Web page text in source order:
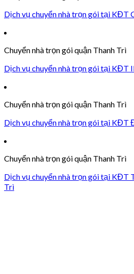
Dịch vụ chuyển nhà trọn gói tại KĐT
Chuyển nhà trọn gói quận Thanh Trì
Dịch vụ chuyển nhà trọn gói tại KĐT
Chuyển nhà trọn gói quận Thanh Trì
Dịch vụ chuyển nhà trọn gói tại KĐT
Chuyển nhà trọn gói quận Thanh Trì
Dịch vụ chuyển nhà trọn gói tại KĐT
Trì